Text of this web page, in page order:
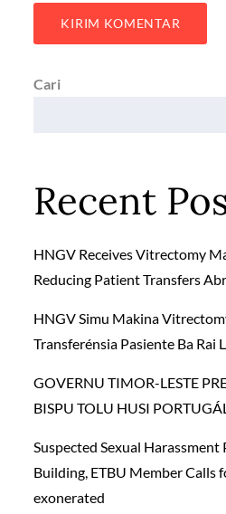
Cari
Recent
HNGV Receives Vitrectomy
Reducing Patient Transfers
HNGV Simu Makina
Transferénsia Pasiente Ba Rai
GOVERNU TIMOR-LESTE
BISPU TOLU HUSI
Suspected Sexual Harassment
Building, ETBU Member Calls
exonerated